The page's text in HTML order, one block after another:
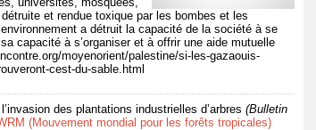
et rendue toxique par les bombes et les
a détruit la capacité de la société à se
capacité à s’organiser et à offrir une aide mutuelle
moyenorient/palestine/si-les-gazaouis-
cest-du-sable.html
des plantations industrielles d’arbres (Bulletin
(Mouvement mondial pour les forêts tropicales)